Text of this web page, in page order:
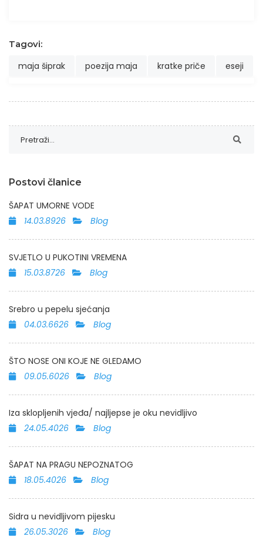
Tagovi:
maja šiprak poezija maja kratke priče eseji
Postovi članice
ŠAPAT UMORNE VODE
14.03.8926
Blog
SVJETLO U PUKOTINI VREMENA
15.03.8726
Blog
Srebro u pepelu sjećanja
04.03.6626
Blog
ŠTO NOSE ONI KOJE NE GLEDAMO
09.05.6026
Blog
Iza sklopljenih vjeđa/ najljepse je oku nevidljivo
24.05.4026
Blog
ŠAPAT NA PRAGU NEPOZNATOG
18.05.4026
Blog
Sidra u nevidljivom pijesku
26.05.3026
Blog